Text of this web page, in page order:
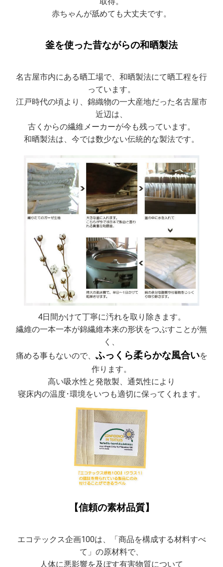
赤ちゃんが舐めても大丈夫です。
釜を使った昔ながらの和晒製法
名古屋市内にある晒工場で、和晒製法にて晒工程を行
っています。
江戸時代の頃より、錦織物の一大産地だった名古屋市
近辺は、
古くからの繊維メーカーが今も残っています。
和晒製法は、今では数少ない伝統的な製法です。
4日間かけて丁寧に汚れを取り除きます。
繊維の一本一本が錦繊維本来の形状をつぶすことが無
く、
痛める事もないので、 ふっくら柔らかな風合いを
作ります。
高い吸水性と発散製、通気性により
寝床内の温度･環境をいつも適切に保ってくれます。
【信頼の素材品質】
エコテックス企画100は、「商品を構成する材料すべ
て」の原材料で、
人体に悪影響を及ぼす有害物質について